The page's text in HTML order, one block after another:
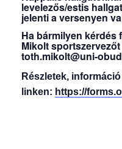
levelezős/estis
jelenti a versenyen
Ha bármilyen kérdés
Mikolt
toth.mikolt@uni-
Részletek,
linken: https://